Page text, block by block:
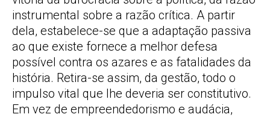
instrumental sobre a razão crítica. A partir
dela, estabelece-se que a adaptação passiva
ao que existe fornece a melhor defesa
possível contra os azares e as fatalidades da
história. Retira-se assim, da gestão, todo o
impulso vital que lhe deveria ser constitutivo.
Em vez de empreendedorismo e audácia,